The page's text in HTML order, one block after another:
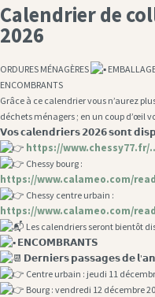
Calendrier de
2026
ORDURES MÉNAGÈRES
ENCOMBRANTS
Grâce à ce calendrier vous n’aurez
déchets ménagers ; en un coup d’œil
𝗩𝗼𝘀 𝗰𝗮𝗹𝗲𝗻𝗱𝗿𝗶𝗲𝗿𝘀 𝟮𝟬𝟮𝟲 𝘀𝗼𝗻𝘁
https://
Chessy bourg :
https://www.calameo.com/
Chessy centre urbain :
https://www.calameo.com/
Les calendriers seront bientôt
𝗘𝗡𝗖𝗢𝗠𝗕𝗥𝗔𝗡𝗧𝗦
𝗗𝗲𝗿𝗻𝗶𝗲𝗿𝘀 𝗽𝗮𝘀𝘀𝗮𝗴𝗲𝘀 𝗱𝗲
Centre urbain : jeudi 11
Bourg : vendredi 12 décembre